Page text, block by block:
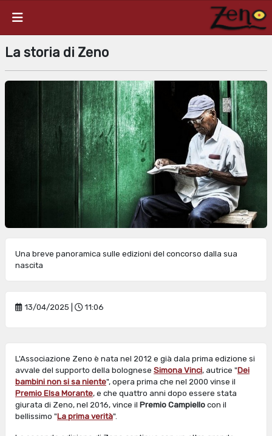
La storia di Zeno
Una breve panoramica sulle edizioni del concorso dalla sua
nascita
13/04/2025 | 11:06
L'Associazione Zeno è nata nel 2012 e già dala prima edizione si
avvale del supporto della bolognese Simona Vinci, autrice "Dei
bambini non si sa niente", opera prima che nel 2000 vinse il
Premio Elsa Morante, e che quattro anni dopo essere stata
giurata di Zeno, nel 2016, vince il Premio Campiello con il
bellissimo "La prima verità".